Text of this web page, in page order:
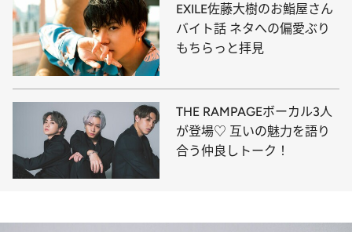
EXILE佐藤大樹のお鮨屋さん
バイト話 ネタへの偏愛ぶり
もちらっと拝見
THE RAMPAGEボーカル3人
が登場♡ 互いの魅力を語り
合う仲良しトーク！